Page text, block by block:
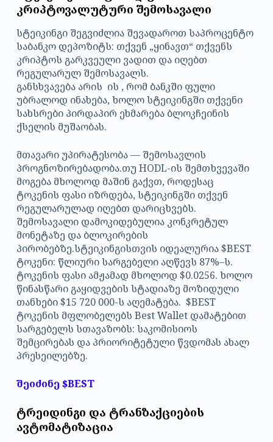
კრიპტოვალუტური შემოსავალი
სტეიკინგი შეგვიძლია შევადაროთ საპროცენტო
საბანკო დეპოზიტს: თქვენ „ყინავთ“ თქვენს
კრიპტოს გარკვეული ვადით და იღებთ
რეგულარულ შემოსავალს.
განსხვავება არის ის , რომ ბანკში ფული
უბრალოდ ინახება, ხოლო სტეიკინგში თქვენი
სახსრები პირდაპირ ეხმარება ბლოკჩეინის
ქსელის მუშაობას.
მთავარი უპირატესობა — შემოსავლის
პროგნოზირებადობა.თუ HODL-ის შემთხვევაში
მოგება მხოლოდ მაშინ გაქვთ, როდესაც
ტოკენის ფასი იზრდება, სტეიკინგში თქვენ
რეგულარულად იღებთ დარიცხვებს.
შემოსავალი დამოკიდებულია კონკრეტულ
მონეტაზე და ბლოკირების
პირობებზე.სტეიკინგისთვის იდეალურია $BEST
ტოკენი: წლიური სარგებელი აღწევს 87%–ს.
ტოკენის ფასი ამჟამად მხოლოდ $0.0256. ხოლო
წინასწარი გაყიდვების სტადიაზე მოზიდული
თანხები $15 720 000-ს აღემატება. $BEST
ტოკენის მფლობელებს Best Wallet დამატებით
სარგებელს სთავაზობს: საკომისიოს
შემცირებას და პრიორიტეტული წვდომას ახალ
პრესეილებზე.
შეიძინე $BEST
ტრეიდინგი და ტრანზაქციების
ავტომატიზაცია